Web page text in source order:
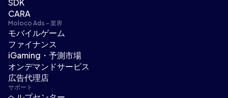
CARA
Moloco Ads - 業界
モバイルゲーム
ファイナンス
iGaming・予測市場
オンデマンドサービス
広告代理店
サポート